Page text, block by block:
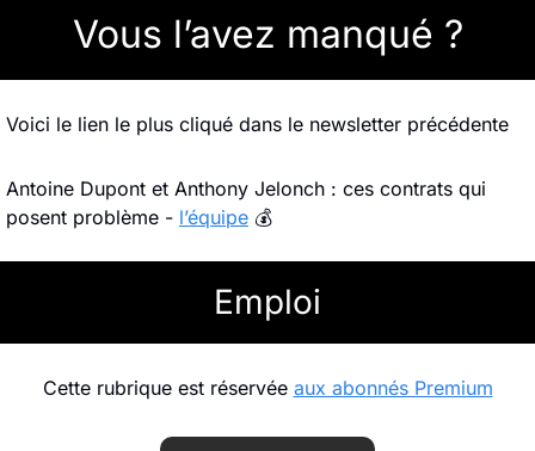
Vous l’avez manqué ?
Voici le lien le plus cliqué dans le newsletter précédente
Antoine Dupont et Anthony Jelonch : ces contrats qui
posent problème - l’équipe 💰
Emploi
Cette rubrique est réservée aux abonnés Premium